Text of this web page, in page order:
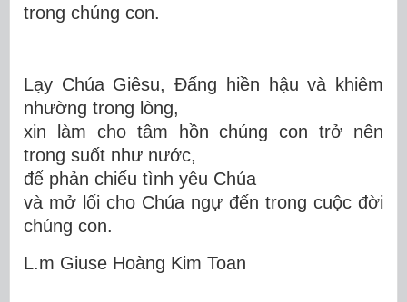
trong chúng con.
Lạy Chúa Giêsu, Đấng hiền hậu và khiêm
nhường trong lòng,
xin làm cho tâm hồn chúng con trở nên
trong suốt như nước,
để phản chiếu tình yêu Chúa
và mở lối cho Chúa ngự đến trong cuộc đời
chúng con.
L.m Giuse Hoàng Kim Toan